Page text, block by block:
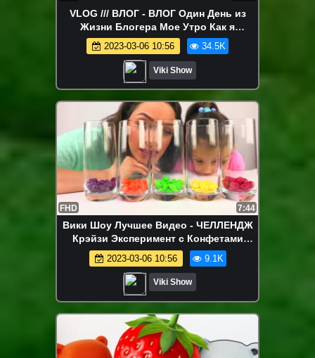
VLOG /// ВЛОГ - ВЛОГ Один День из
Жизни Блогера Мое Утро Как я
Собираюсь в Школу Развлечения //
Вики Шоу
2023-03-06 10:56 34.5K
Viki Show
FHD 7:44
Вики Шоу Лучшее Видео - ЧЕЛЛЕНДЖ
Крэйзи Эксперимент с Конфетами
Skittles Самый Сладкий Коктейль /
Вики Шоу
2023-03-06 10:56 9.1K
Viki Show